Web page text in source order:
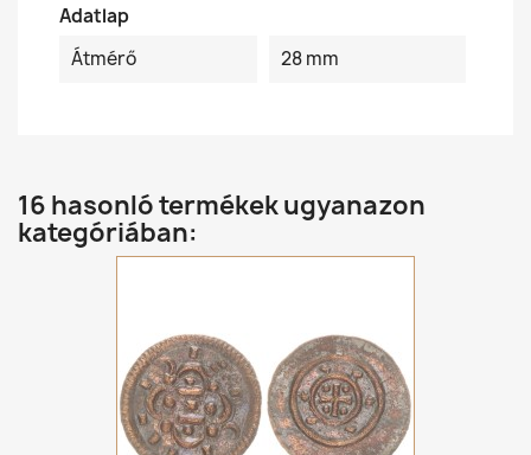
Adatlap
Átmérő
28 mm
16 hasonló termékek ugyanazon
kategóriában: